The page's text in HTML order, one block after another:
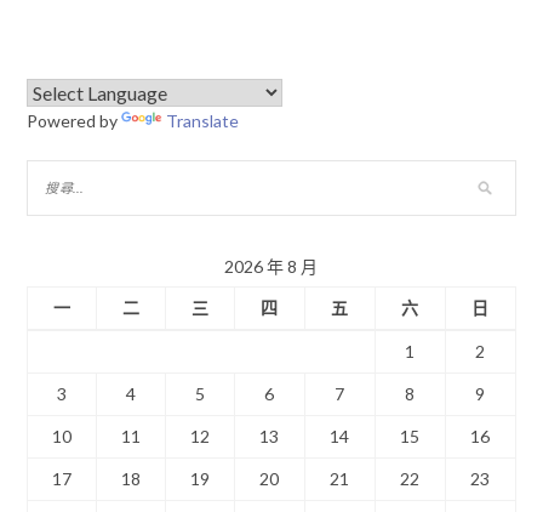
Powered by Translate
2026 年 8 月
一
二 三 四 五 六 日
1 2
3 4 5 6 7 8 9
10 11 12 13 14 15 16
17 18 19 20 21 22 23